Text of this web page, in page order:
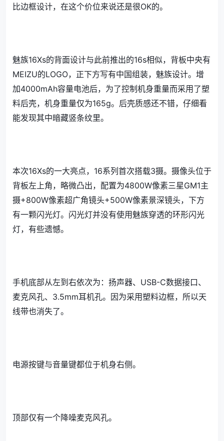
比边框设计，在这个价位来说还是很OK的。
魅族16Xs的背面设计与此前推出的16s相似，背板中央有
MEIZU的LOGO，正下方写有中国组装，魅族设计。增
加4000mAh容量电池后，为了控制机身重量而采用了塑
料后壳，机身重量仅为165g。后壳质感还不错，仔细看
能发现其中暗藏竖条纹里。
本次16Xs的一大亮点，16系列首次搭载3摄。摄像头位于
背板左上角，略微凸出，配置为4800W像素三星GM1主
摄+800W像素超广角镜头+500W像素景深镜头，下方
有一颗闪光灯。闪光灯并没有使用魅族穿透的环形闪光
灯，有些遗憾。
手机底部从左到右依次为：扬声器、USB-C数据接口、
麦克风孔、3.5mm耳机孔。因为采用塑料边框，所以天
线带也消失了。
电源按键与音量键都位于机身右侧。
顶部仅有一个降噪麦克风孔。